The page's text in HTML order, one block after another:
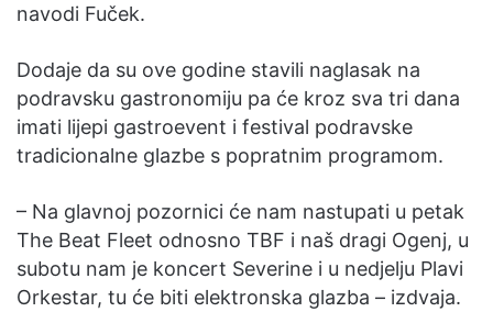
navodi Fuček.
Dodaje da su ove godine stavili naglasak na
podravsku gastronomiju pa će kroz sva tri dana
imati lijepi gastroevent i festival podravske
tradicionalne glazbe s popratnim programom.
– Na glavnoj pozornici će nam nastupati u petak
The Beat Fleet odnosno TBF i naš dragi Ogenj, u
subotu nam je koncert Severine i u nedjelju Plavi
Orkestar, tu će biti elektronska glazba – izdvaja.